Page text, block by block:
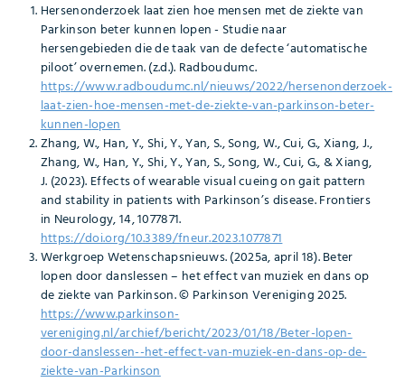
Hersenonderzoek laat zien hoe mensen met de ziekte van
Parkinson beter kunnen lopen - Studie naar
hersengebieden die de taak van de defecte ‘automatische
piloot’ overnemen. (z.d.). Radboudumc.
https://www.radboudumc.nl/nieuws/2022/hersenonderzoek-
laat-zien-hoe-mensen-met-de-ziekte-van-parkinson-beter-
kunnen-lopen
Zhang, W., Han, Y., Shi, Y., Yan, S., Song, W., Cui, G., Xiang, J.,
Zhang, W., Han, Y., Shi, Y., Yan, S., Song, W., Cui, G., & Xiang,
J. (2023). Effects of wearable visual cueing on gait pattern
and stability in patients with Parkinson’s disease. Frontiers
in Neurology, 14, 1077871.
https://doi.org/10.3389/fneur.2023.1077871
Werkgroep Wetenschapsnieuws. (2025a, april 18). Beter
lopen door danslessen – het effect van muziek en dans op
de ziekte van Parkinson. © Parkinson Vereniging 2025.
https://www.parkinson-
vereniging.nl/archief/bericht/2023/01/18/Beter-lopen-
door-danslessen--het-effect-van-muziek-en-dans-op-de-
ziekte-van-Parkinson